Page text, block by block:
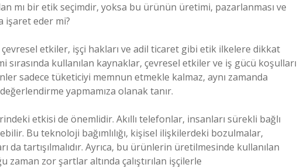
mı bir etik seçimdir, yoksa bu ürünün üretimi, pazarlanması ve
işaret eder mi?
etkiler, işçi hakları ve adil ticaret gibi etik ilkelere dikkat
sırasında kullanılan kaynaklar, çevresel etkiler ve iş gücü koşulları
sadece tüketiciyi memnun etmekle kalmaz, aynı zamanda
yapmamıza olanak tanır.
etkisi de önemlidir. Akıllı telefonlar, insanları sürekli bağlı
Bu teknoloji bağımlılığı, kişisel ilişkilerdeki bozulmalar,
tartışılmalıdır. Ayrıca, bu ürünlerin üretilmesinde kullanılan
zor şartlar altında çalıştırılan işçilerle